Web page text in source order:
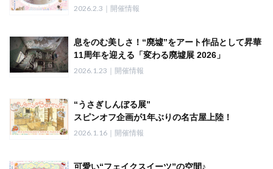
過去最大規模で
限定グッズの展開や
3月3日“うさぎの日”
限定イベントなど
2026.2.3｜開催情報
息をのむ美しさ！“廃墟”をアート作品として昇華
11周年を迎える「変わる廃墟展 2026」
2/27(金)～東京で開催
2026.1.23｜開催情報
“うさぎしんぼる展”
スピンオフ企画が1年ぶりの名古屋上陸！
「Very Berry個展 2026」
2026.1.16｜開催情報
可愛い“フェイクスイーツ”の空間♪